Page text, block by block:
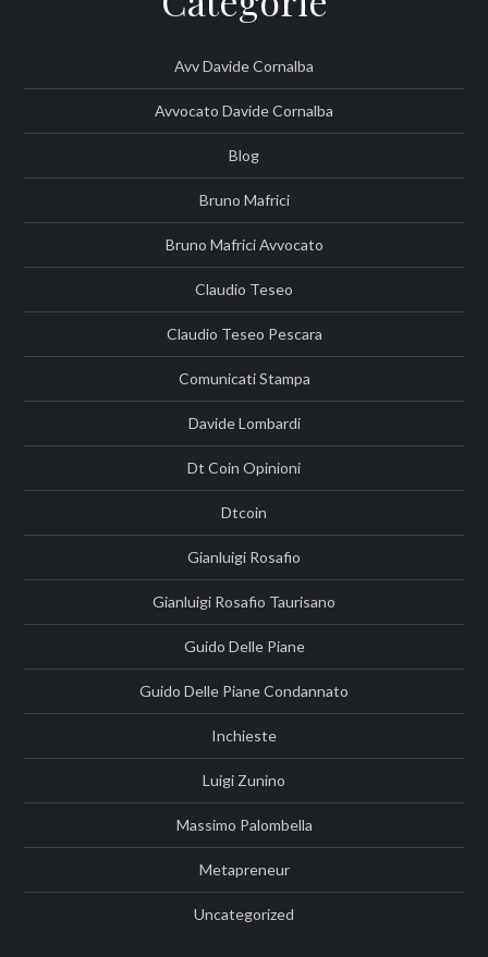
Avv Davide Cornalba
Avvocato Davide Cornalba
Blog
Bruno Mafrici
Bruno Mafrici Avvocato
Claudio Teseo
Claudio Teseo Pescara
Comunicati Stampa
Davide Lombardi
Dt Coin Opinioni
Dtcoin
Gianluigi Rosafio
Gianluigi Rosafio Taurisano
Guido Delle Piane
Guido Delle Piane Condannato
Inchieste
Luigi Zunino
Massimo Palombella
Metapreneur
Uncategorized